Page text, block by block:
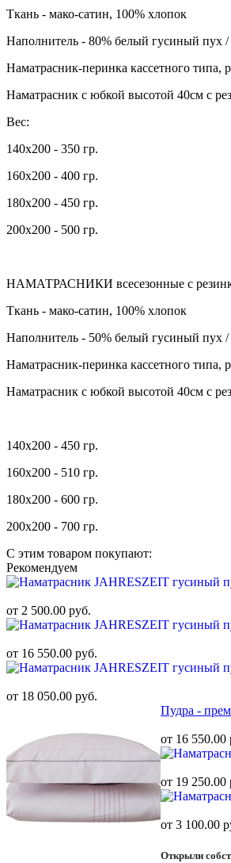
Ткань - мако-сатин, 100% хлопок
Наполнитель - 80% белый гусиный пух /
Наматрасник-перинка кассетного типа,
Наматрасник с юбкой высотой 40см с
Вес:
140х200 - 350 гр.
160х200 - 400 гр.
180х200 - 450 гр.
200х200 - 500 гр.
НАМАТРАСНИКИ всесезонные с
Ткань - мако-сатин, 100% хлопок
Наполнитель - 50% белый гусиный пух /
Наматрасник-перинка кассетного типа,
Наматрасник с юбкой высотой 40см с
140х200 - 450 гр.
160х200 - 510 гр.
180х200 - 600 гр.
200х200 - 700 гр.
С этим товаром покупают:
Рекомендуем
от 2 500.00 руб.
от 16 550.00 руб.
от 18 050.00 руб.
Пудра -
от 16 550.00
от 19 250.00
от 3 100.00
Открыли